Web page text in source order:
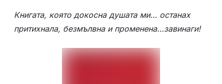
Книгата, която докосна душата ми… останах
притихнала, безмълвна и променена…завинаги!